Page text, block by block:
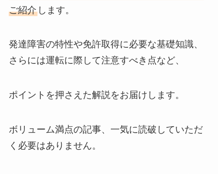
ご紹介します。
発達障害の特性や免許取得に必要な基礎知識、
さらには運転に際して注意すべき点など、
ポイントを押さえた解説をお届けします。
ボリューム満点の記事、一気に読破していただ
く必要はありません。